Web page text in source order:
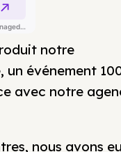
notre
un événement
avec notre
nous avons